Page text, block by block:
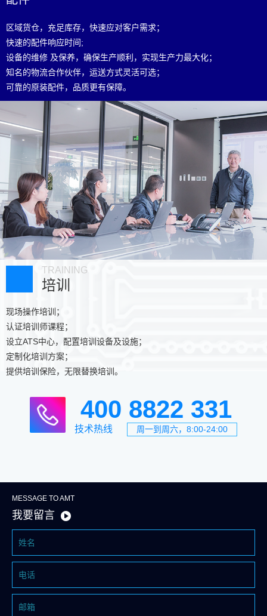
区域货仓，充足库存，快速应对客户需求；
快速的配件响应时间;
设备的维修 及保养，确保生产顺利，实现生产力最大化；
知名的物流合作伙伴，运送方式灵活可选；
可靠的原装配件，品质更有保障。
TRAINING
培训
现场操作培训；
认证培训师课程；
设立ATS中心，配置培训设备及设施；
定制化培训方案；
提供培训保险，无限替换培训。
400 8822 331
技术热线 周一到周六，8:00-24:00
MESSAGE TO AMT
我要留言